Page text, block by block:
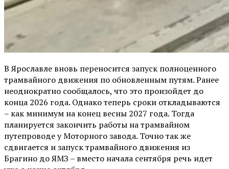
В Ярославле вновь переносится запуск полноценного
трамвайного движения по обновленным путям. Ранее
неоднократно сообщалось, что это произойдет до
конца 2026 года. Однако теперь сроки откладываются
– как минимум на конец весны 2027 года. Тогда
планируется закончить работы на трамвайном
путепроводе у Моторного завода. Точно так же
сдвигается и запуск трамвайного движения из
Брагино до ЯМЗ – вместо начала сентября речь идет